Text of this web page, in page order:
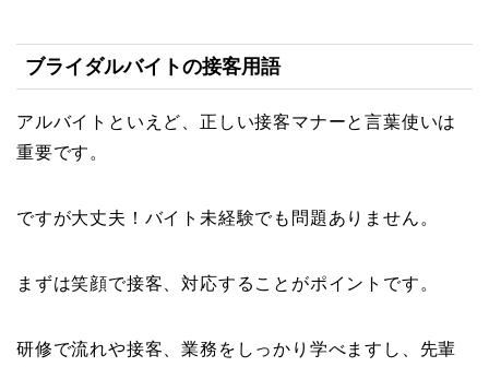
ブライダルバイトの接客用語
アルバイトといえど、正しい接客マナーと言葉使いは
重要です。
ですが大丈夫！バイト未経験でも問題ありません。
まずは笑顔で接客、対応することがポイントです。
研修で流れや接客、業務をしっかり学べますし、先輩